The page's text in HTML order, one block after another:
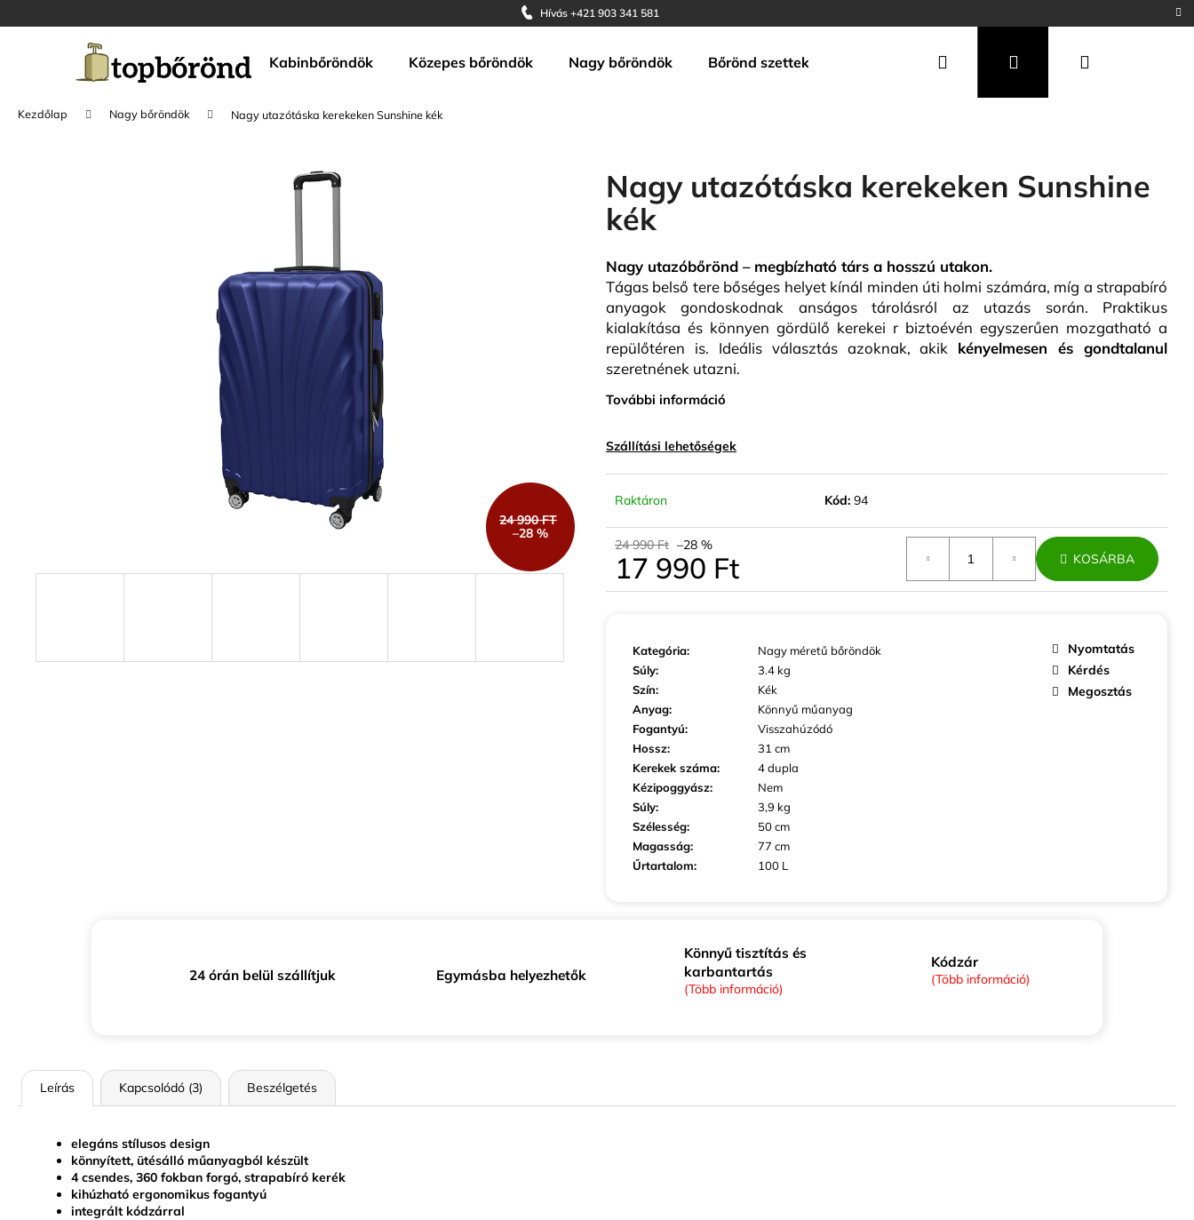
a
Hívás +421 903 341 581
Kabinbőröndök Közepes bőröndök Nagy bőröndök Bőrönd szettek Keresés Bejelentkezés
Kosár
Kezdőlap Nagy bőröndök Nagy utazótáska kerekeken Sunshine kék
Nagy utazótáska kerekeken Sunshine
kék
Nagy utazóbőrönd – megbízható társ a hosszú utakon.
Tágas belső tere bőséges helyet kínál minden úti holmi számára, míg a strapabíró
anyagok gondoskodnak anságos tárolásról az utazás során. Praktikus
kialakítása és könnyen gördülő kerekei r biztoévén egyszerűen mozgatható a
repülőtéren is. Ideális választás azoknak, akik kényelmesen és gondtalanul
szeretnének utazni.
További információ
Szállítási lehetőségek
Raktáron Kód: 94
24 990 Ft –28 %
17 990 Ft
Egységár:
KOSÁRBA
Kategória:
Nagy méretű bőröndök
Súly:
3.4 kg
Szín:
Kék
Anyag:
Könnyű műanyag
Fogantyú:
Visszahúzódó
Hossz:
31 cm
Kerekek száma:
4 dupla
Kézipoggyász:
Nem
Súly:
3,9 kg
Szélesség:
50 cm
Magasság:
77 cm
Űrtartalom: 100 L
Nyomtatás
Kérdés
Megosztás
24 990 FT
–28 %
24 órán belül szállítjuk Egymásba helyezhetők
Könnyű tisztítás és
karbantartás
(Több információ)
Kódzár
(Több információ)
Leírás Kapcsolódó (3) Beszélgetés
elegáns stílusos design
könnyített, ütésálló műanyagból készült
4 csendes, 360 fokban forgó, strapabíró kerék
kihúzható ergonomikus fogantyú
integrált kódzárral
o
Vissza
Vissza
Következő
KIS MÉRETŰ KABINBŐRÖND ZÖLD
SZÍNBEN EXKLUZÍV
KIS MÉRETŰ KABINBŐRÖND SZÜRKE
KIS MÉRETŰ KABINBŐRÖND EZÜST
23 440 Ft